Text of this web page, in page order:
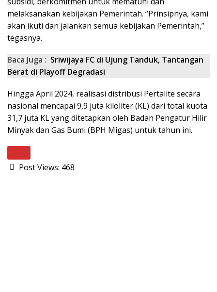
melaksanakan kebijakan Pemerintah. “Prinsipnya, kami
akan ikuti dan jalankan semua kebijakan Pemerintah,”
tegasnya.
Baca Juga : Sriwijaya FC di Ujung Tanduk, Tantangan
Berat di Playoff Degradasi
Hingga April 2024, realisasi distribusi Pertalite secara
nasional mencapai 9,9 juta kiloliter (KL) dari total kuota
31,7 juta KL yang ditetapkan oleh Badan Pengatur Hilir
Minyak dan Gas Bumi (BPH Migas) untuk tahun ini.
Post Views: 468